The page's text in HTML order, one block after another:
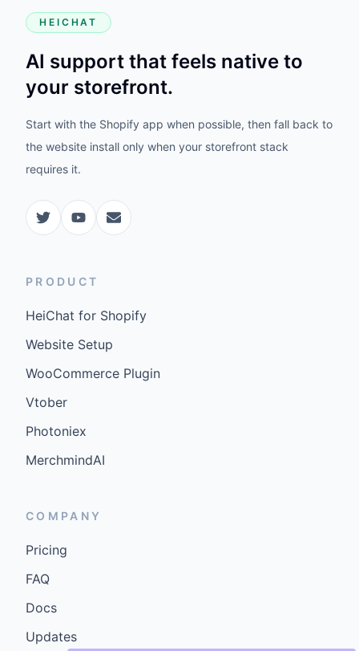
HEICHAT
AI support that feels native to
your storefront.
Start with the Shopify app when possible, then fall back to
the website install only when your storefront stack
requires it.
PRODUCT
HeiChat for Shopify
Website Setup
WooCommerce Plugin
Vtober
Photoniex
MerchmindAI
COMPANY
Pricing
FAQ
Docs
Updates